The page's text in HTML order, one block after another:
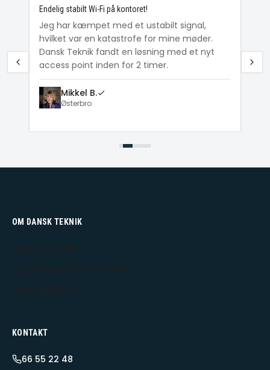
Endelig stabilt Wi-Fi på kontoret!
Jeg har kæmpet med et ustabilt signal,
hvilket var en katastrofe for mine møder.
Dansk Teknik fandt en løsning med et nyt
access point inden for 2 timer.
Mikkel B.
Østerbro
OM DANSK TEKNIK
KONTAKT
66 55 22 48